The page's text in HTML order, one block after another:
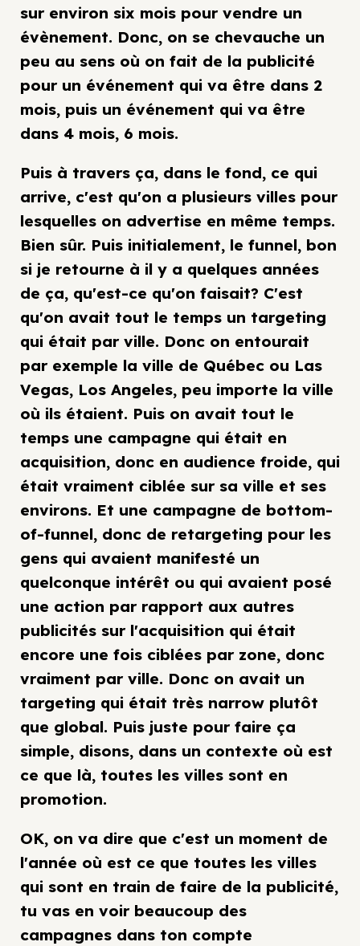
sur environ six mois pour vendre un
évènement. Donc, on se chevauche un
peu au sens où on fait de la publicité
pour un événement qui va être dans 2
mois, puis un événement qui va être
dans 4 mois, 6 mois.
Puis à travers ça, dans le fond, ce qui
arrive, c'est qu'on a plusieurs villes pour
lesquelles on advertise en même temps.
Bien sûr. Puis initialement, le funnel, bon
si je retourne à il y a quelques années
de ça, qu'est-ce qu'on faisait? C'est
qu'on avait tout le temps un targeting
qui était par ville. Donc on entourait
par exemple la ville de Québec ou Las
Vegas, Los Angeles, peu importe la ville
où ils étaient. Puis on avait tout le
temps une campagne qui était en
acquisition, donc en audience froide, qui
était vraiment ciblée sur sa ville et ses
environs. Et une campagne de bottom-
of-funnel, donc de retargeting pour les
gens qui avaient manifesté un
quelconque intérêt ou qui avaient posé
une action par rapport aux autres
publicités sur l'acquisition qui était
encore une fois ciblées par zone, donc
vraiment par ville. Donc on avait un
targeting qui était très narrow plutôt
que global. Puis juste pour faire ça
simple, disons, dans un contexte où est
ce que là, toutes les villes sont en
promotion.
OK, on va dire que c'est un moment de
l'année où est ce que toutes les villes
qui sont en train de faire de la publicité,
tu vas en voir beaucoup des
campagnes dans ton compte